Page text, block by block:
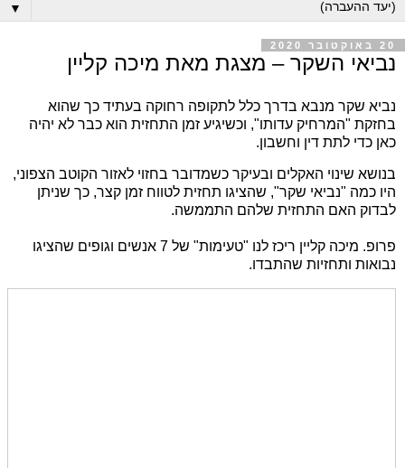
▼
20 באוקטובר 2020
נביאי השקר – מצגת מאת מיכה קליין
נביא שקר מנבא בדרך כלל לתקופה רחוקה בעתיד כך שהוא
בחזקת "המרחיק עדותו", וכשיגיע זמן התחזית הוא כבר לא יהיה
כאן כדי לתת דין וחשבון.
בנושא שינוי האקלים ובעיקר כשמדובר בחזוי לאזור הקוטב הצפוני,
היו כמה "נביאי שקר", שהציגו תחזית לטווח זמן קצר, כך שניתן
לבדוק האם התחזית שלהם התממשה.
פרופ. מיכה קליין ריכז לנו "טעימות" של 7 אנשים וגופים שהציגו
נבואות ותחזיות שהתבדו.